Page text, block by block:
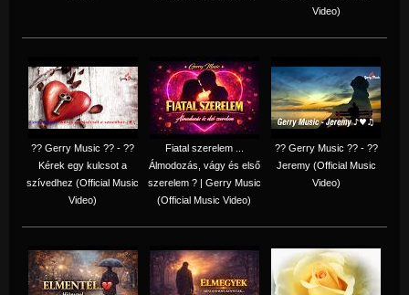
Video)
?? Gerry Music ?? - ??
Kérek egy kulcsot a
szívedhez (Official Music
Video)
Fiatal szerelem ...
Álmodozás, vágy és első
szerelem ? | Gerry Music
(Official Music Video)
?? Gerry Music ?? - ??
Jeremy (Official Music
Video)